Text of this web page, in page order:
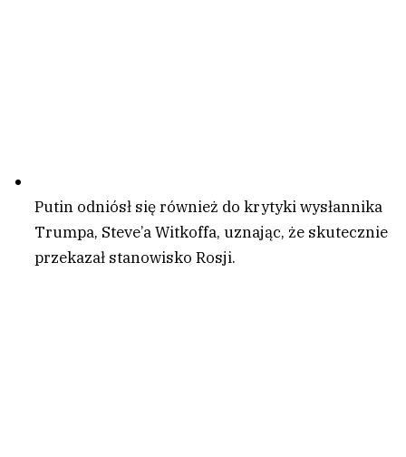
Putin odniósł się również do krytyki wysłannika
Trumpa, Steve’a Witkoffa, uznając, że skutecznie
przekazał stanowisko Rosji.